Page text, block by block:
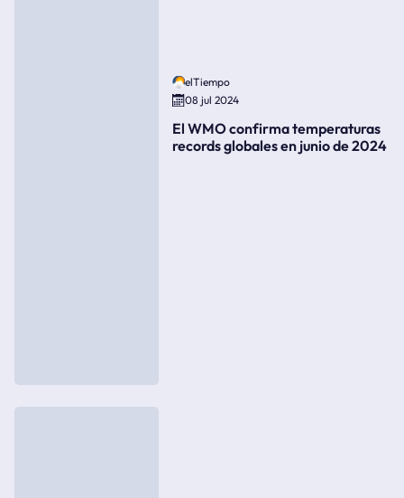
elTiempo
08 jul 2024
El WMO confirma temperaturas
records globales en junio de 2024